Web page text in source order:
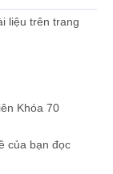
liệu trên trang
Khóa 70
của bạn đọc